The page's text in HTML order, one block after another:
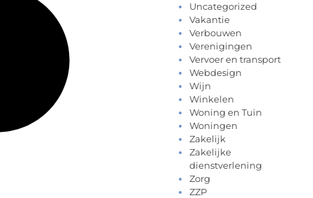
Uncategorized
Vakantie
Verbouwen
Verenigingen
Vervoer en transport
Webdesign
Wijn
Winkelen
Woning en Tuin
Woningen
Zakelijk
Zakelijke
dienstverlening
Zorg
ZZP